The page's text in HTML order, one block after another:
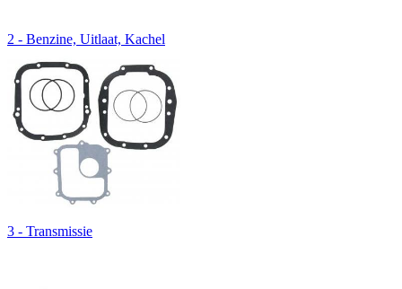
2 - Benzine, Uitlaat, Kachel
3 - Transmissie